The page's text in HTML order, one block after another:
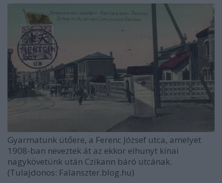
Gyarmatunk ütőere, a Ferenc József utca, amelyet
1908-ban neveztek át az ekkor elhunyt kínai
nagykövetünk után Czikann báró utcának.
(Tulajdonos: Falanszter.blog.hu)